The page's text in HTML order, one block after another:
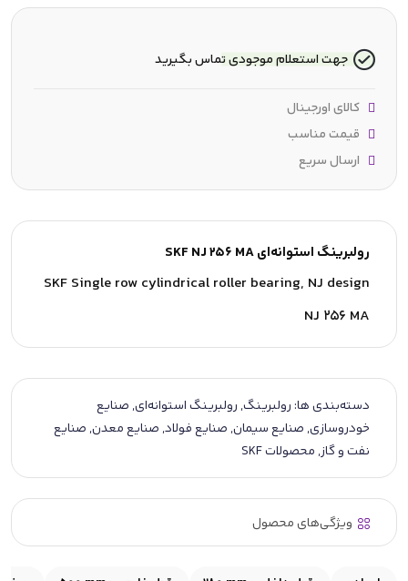
رولبرینگ استوانه‌ای SKF NJ 256 MA
SKF Single row cylindrical roller bearing, NJ design
NJ 256 MA
دسته‌بندی ها: رولبرینگ,رولبرینگ استوانه‌ای,صنایع
خودروسازی,صنایع سیمان,صنایع فولاد,صنایع معدن,صنایع
نفت و گاز,محصولات SKF
ویژگی‌های محصول
جهت استعلام موجودی تماس بگیرید
کالای اورجینال
قیمت مناسب
ارسال سریع